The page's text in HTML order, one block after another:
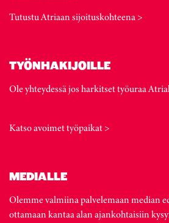
Tutustu Atriaan sijoituskohteena >
TYÖNHAKIJOILLE
Ole yhteydessä jos harkitset työuraa
Katso avoimet työpaikat >
MEDIALLE
Olemme valmiina palvelemaan median
ottamaan kantaa alan ajankohtaisiin